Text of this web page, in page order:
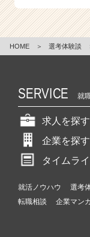
HOME ＞ 選考体験談
SERVICE 就
求人を探す
企業を探す
タイムラ
就活ノウハウ 選考
転職相談
企業マン